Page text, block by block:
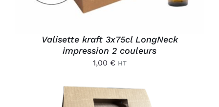
Valisette kraft 3x75cl LongNeck
impression 2 couleurs
1,00 € HT